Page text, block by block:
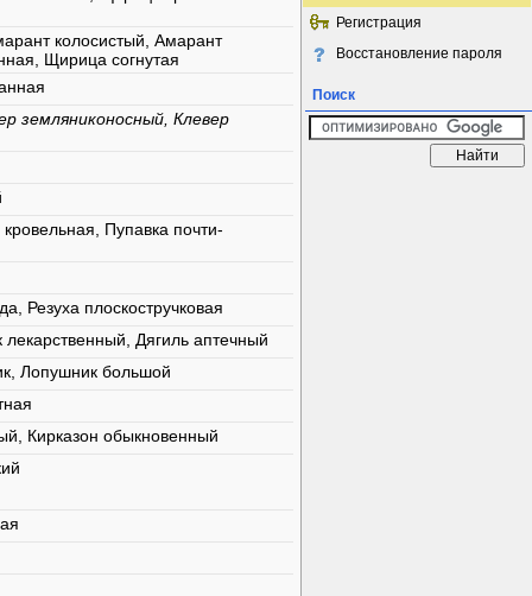
колосистый, Амарант
Щирица согнутая
земляниконосный, Клевер
Пупавка почти-
Резуха плоскостручковая
Дягиль аптечный
Лопушник большой
Кирказон обыкновенный
Регистрация
Восстановление пароля
Поиск